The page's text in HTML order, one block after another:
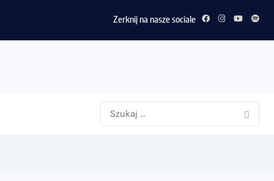
Zerknij na nasze sociale